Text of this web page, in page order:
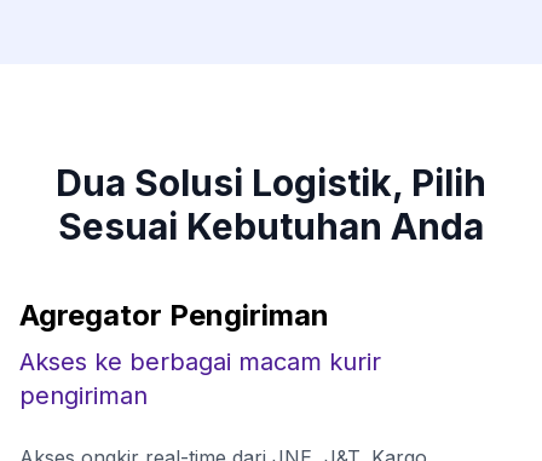
Dua Solusi Logistik, Pilih
Sesuai Kebutuhan Anda
Agregator Pengiriman
Akses ke berbagai macam kurir
pengiriman